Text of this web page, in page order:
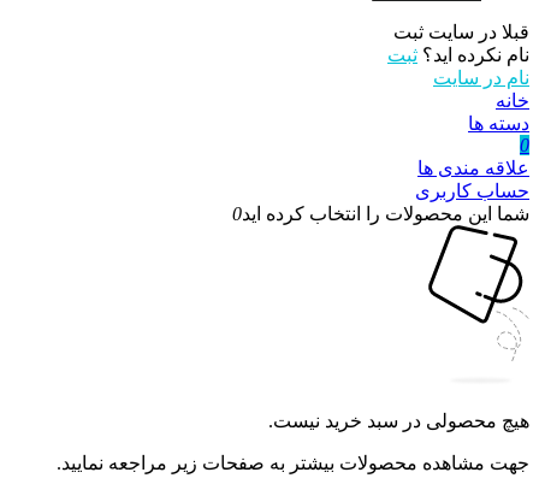
قبلا در سایت ثبت
نام نکرده اید؟ ثبت
نام در سایت
خانه
دسته ها
0
علاقه مندی ها
حساب کاربری
شما این محصولات را انتخاب کرده اید0
هیچ محصولی در سبد خرید نیست.
جهت مشاهده محصولات بیشتر به صفحات زیر مراجعه نمایید.